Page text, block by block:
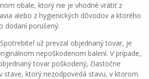
obale, ktorý nie je vhodné vrátiť z
alebo z hygienických dôvodov a ktorého
dodaní porušený.
už prevzal objednaný tovar, je
nepoškodenom balení. V prípade,
tovar poškodený, čiastočne
stave, ktorý nezodpovedá stavu, v ktorom